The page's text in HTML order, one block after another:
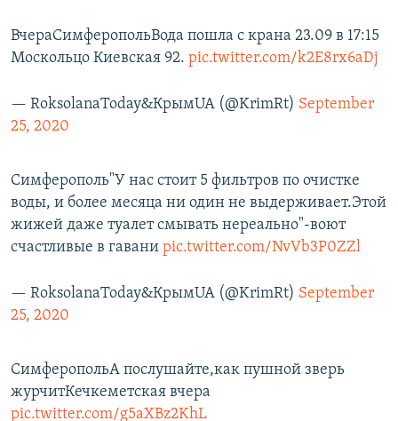
ВчераСимферопольВода пошла с крана 23.09 в 17:15
Москольцо Киевская 92. pic.twitter.com/k2E8rx6aDj
— RoksolanaToday&КрымUA (@KrimRt) September
25, 2020
Симферополь"У нас стоит 5 фильтров по очистке
воды, и более месяца ни один не выдерживает.Этой
жижей даже туалет смывать нереально"-воют
счастливые в гавани pic.twitter.com/NvVb3P0ZZl
— RoksolanaToday&КрымUA (@KrimRt) September
25, 2020
СимферопольА послушайте,как пушной зверь
журчитКечкеметская вчера
pic.twitter.com/g5aXBz2KhL